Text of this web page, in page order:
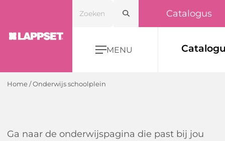
Catalogus
MENU
Home /Onderwijs schoolplein
Ga naar de onderwijspagina die past bij jou